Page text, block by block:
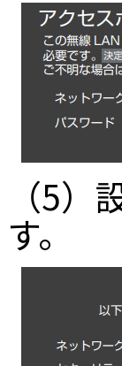
（5
す。